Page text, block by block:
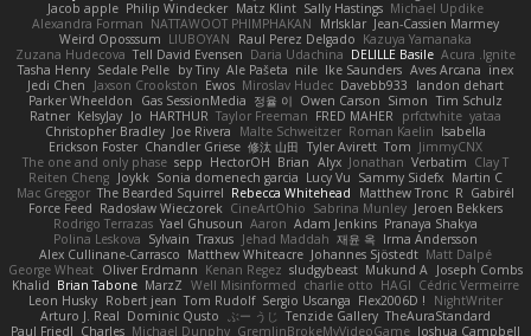
Jacob apple Philip Windecker Matz Klint Sally Hastings Michael Updike
Alexandra Forman NATTAWOOT PHIMPHAKAN MrIsklar Jean-Cassien Marmey
Weird Oposssum LIUBOYAN Raul Perez Delgado Kazuya Yamanaka
Zuzana Hudecova Tell David Evensen Daria Udachina DELILLE Basile Acura .Ignite
Tasha Henry Sedale Pelle by Tiny Ale Pašeta nile Ike Saunders Aves Arcana inex
Jedi Chen
Jaxson Crookston Ewos Miroslav Hudec Davebb933
landon dehart
Parker Wheeldon
Gas SessionMedia 정율 이 Owen Carson Simon Tim Schulz
Ratner KelsyJay Jo HARTHUR Taylor Freeman FRED MAHER prfctwhite yataa
Christopher Bradley Joe Rivera Malte Schweitzer Roman Kaelin Isabella
Erickson Foster Chandler Griese 修汰 山田 Tyler Avirett Tom JimmyCNX
The one and only phase sepp HectorOH Brian Alyx Jonathan Verbatim Clay T
Reiten Cheng Joykk Sonia domenech garcia Lucy Vu Sammy Sidefx Martin C
Mac Greggor The Bearded Squirrel Rebecca Whitehead Matthew Tronc R Gabirél
Force Feed Radosław Wieczorek CineArtOhio Sabrina Munley Jeroen Bekkers
Rodrigo Terrazas Yael Ghusoun Aaron Adam Jenkins Pranaya Shakya
Polina Leskova Sylvain Traxus Jehad Maddah 재윤 옥 Irma Andersson
Alex Cullinane-Carrasco Matthew Whiteacre Johannes Sjöstedt Matt Dalpé
George Wheat Oliver Erdmann Kenan Regez sludgybeast Mukund A Joseph Combs
Khalid Brian Tabone MarzZ Well Misinformed charlie otto HAGI Cédric Vermeirre
Leon Husky Robert jean Tom Rudolf Sergio Uscanga Flex2006D !
NightWriter
Arturo J. Real Dominic Qusto ぶー うじ Tenzide Gallery TheAuraStandard
Paul Friedl Charles Michael Dunphy GremlinBrokeMyVideoGame Joshua Campbell